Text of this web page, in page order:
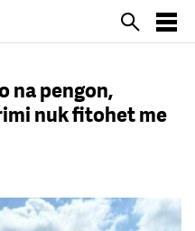
na pengon,
nuk fitohet me